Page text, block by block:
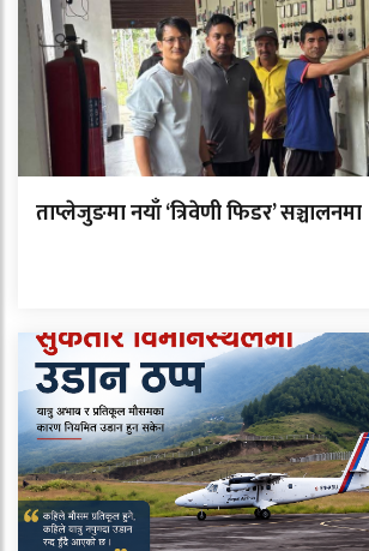
ताप्लेजुङमा नयाँ ‘त्रिवेणी फिडर’ सञ्चालनमा